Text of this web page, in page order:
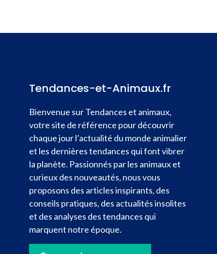
Tendances-et-Animaux.fr
Bienvenue sur Tendances et animaux,
votre site de référence pour découvrir
chaque jour l’actualité du monde animalier
et les dernières tendances qui font vibrer
la planète. Passionnés par les animaux et
curieux des nouveautés, nous vous
proposons des articles inspirants, des
conseils pratiques, des actualités insolites
et des analyses des tendances qui
marquent notre époque.